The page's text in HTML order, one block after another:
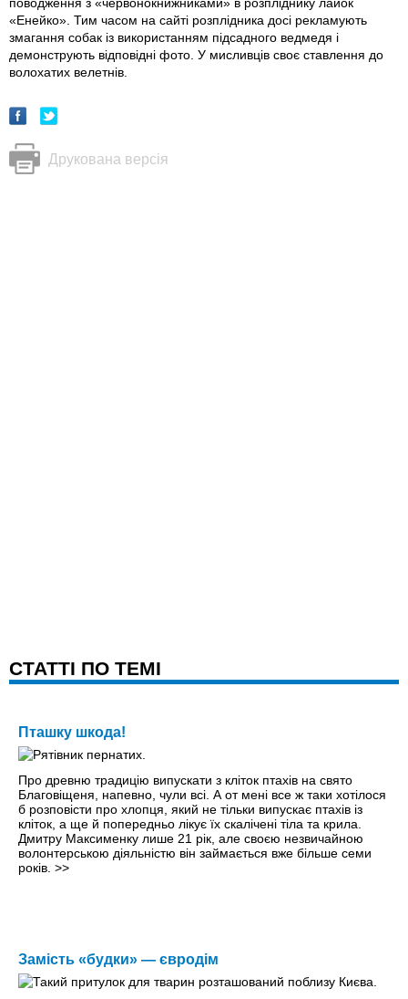
поводження з «червонокнижниками» в розпліднику лайок
«Енейко». Тим часом на сайті розплідника досі рекламують
змагання собак із використанням підсадного ведмедя і
демонструють відповідні фото. У мисливців своє ставлення до
волохатих велетнів.
Друкована версія
CТАТТІ ПО ТЕМІ
Пташку шкода!
Про древню традицію випускати з кліток птахів на свято
Благовіщеня, напевно, чули всі. А от мені все ж таки хотілося
б розповісти про хлопця, який не тільки випускає птахів із
кліток, а ще й попередньо лікує їх скалічені тіла та крила.
Дмитру Максименку лише 21 рік, але своєю незвичайною
волонтерською діяльністю він займається вже більше семи
років. >>
Замість «будки» — євродім